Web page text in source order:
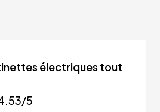
électriques tout
/5